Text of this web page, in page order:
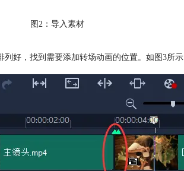
图2：导入素材
好，找到需要添加转场动画的位置。如图3所示